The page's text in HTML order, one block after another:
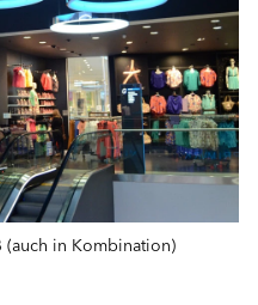
(auch in Kombination)